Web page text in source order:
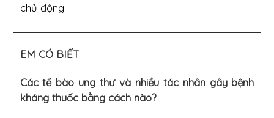
chủ động.
EM CÓ BIẾT
Các tế bào ung thư và nhiều tác nhân gây bệnh
kháng thuốc bằng cách nào?